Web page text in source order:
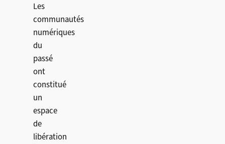
Les
communautés
numériques
du
passé
ont
constitué
un
espace
de
libération